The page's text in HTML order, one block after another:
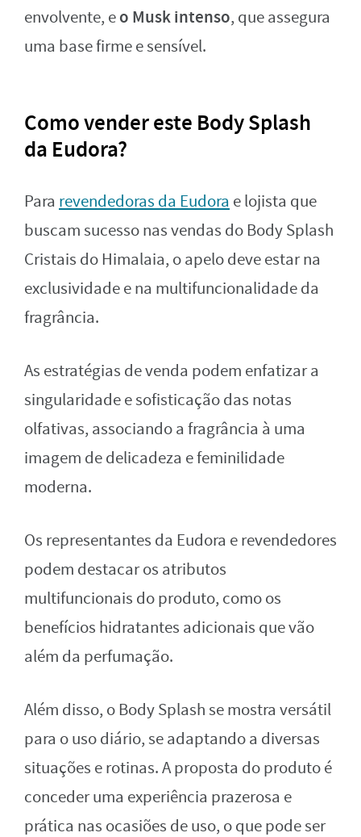
envolvente, eo Musk intenso, que assegura
uma base firme e sensível.
Como vender este Body Splash
da Eudora?
Para revendedoras da Eudora e lojista que
buscam sucesso nas vendas do Body Splash
Cristais do Himalaia, o apelo deve estar na
exclusividade e na multifuncionalidade da
fragrância.
As estratégias de venda podem enfatizar a
singularidade e sofisticação das notas
olfativas, associando a fragrância à uma
imagem de delicadeza e feminilidade
moderna.
Os representantes da Eudora e revendedores
podem destacar os atributos
multifuncionais do produto, como os
benefícios hidratantes adicionais que vão
além da perfumação.
Além disso, o Body Splash se mostra versátil
para o uso diário, se adaptando a diversas
situações e rotinas. A proposta do produto é
conceder uma experiência prazerosa e
prática nas ocasiões de uso, o que pode ser